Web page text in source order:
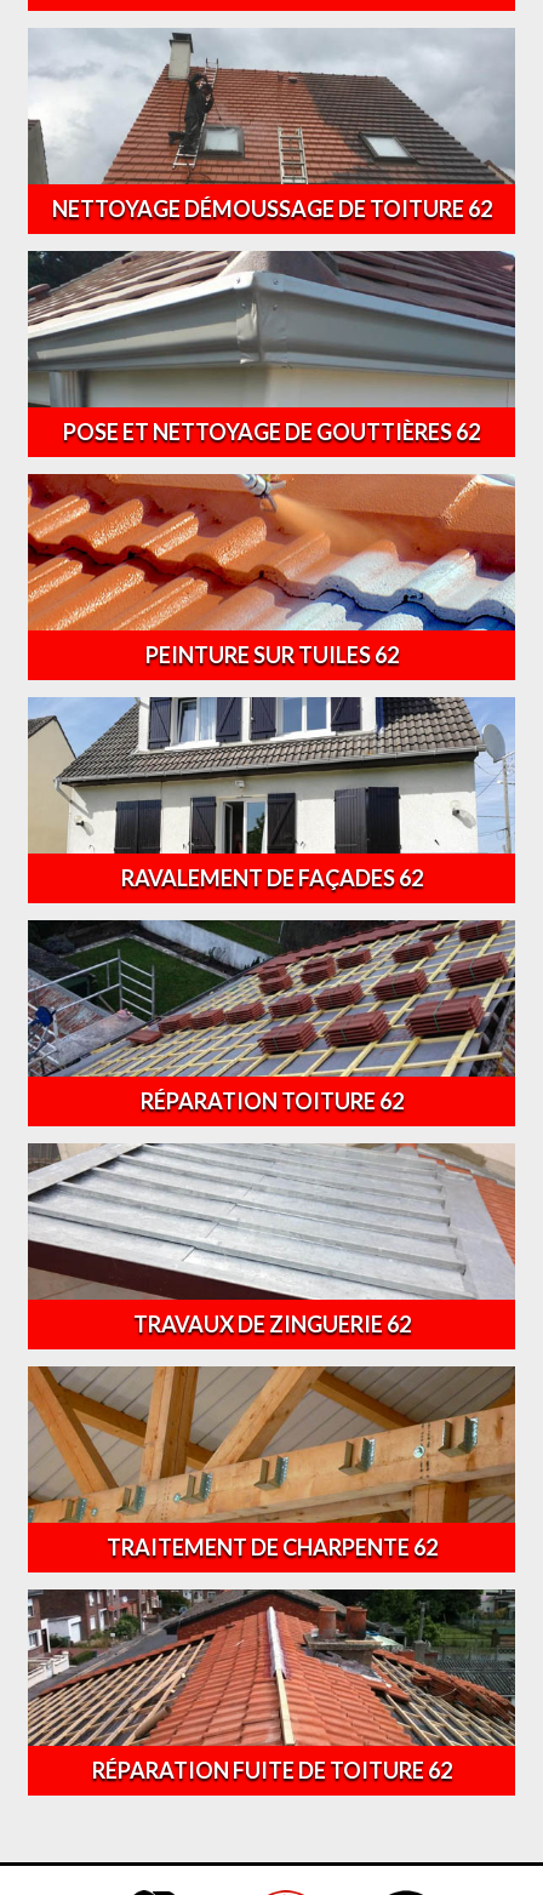
NETTOYAGE DÉMOUSSAGE DE TOITURE 62
POSE ET NETTOYAGE DE GOUTTIÈRES 62
PEINTURE SUR TUILES 62
RAVALEMENT DE FAÇADES 62
RÉPARATION TOITURE 62
TRAVAUX DE ZINGUERIE 62
TRAITEMENT DE CHARPENTE 62
RÉPARATION FUITE DE TOITURE 62